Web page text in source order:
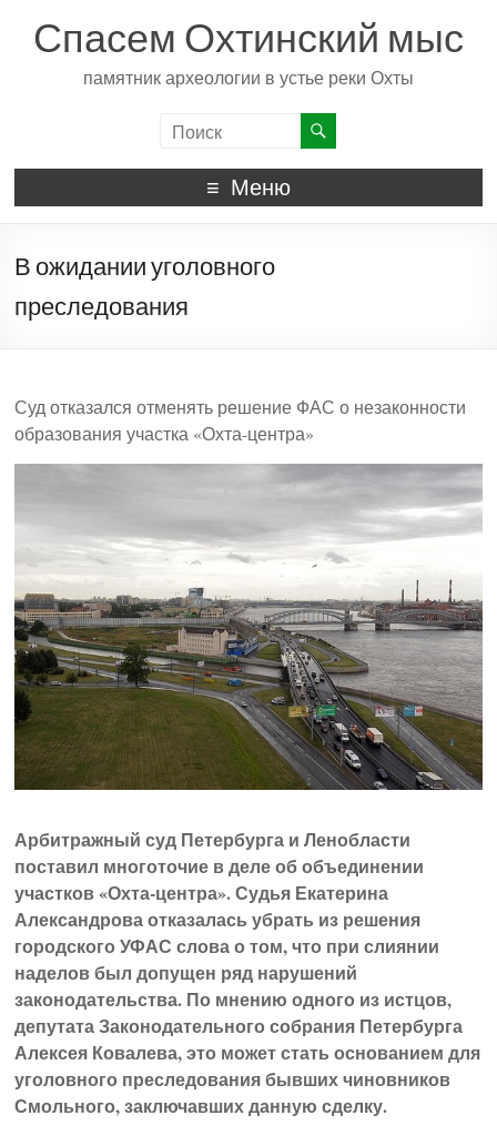
Спасем Охтинский мыс
памятник археологии в устье реки Охты
Меню
В ожидании уголовного
преследования
Суд отказался отменять решение ФАС о незаконности
образования участка «Охта-центра»
Арбитражный суд Петербурга и Ленобласти
поставил многоточие в деле об объединении
участков «Охта-центра». Судья Екатерина
Александрова отказалась убрать из решения
городского УФАС слова о том, что при слиянии
наделов был допущен ряд нарушений
законодательства. По мнению одного из истцов,
депутата Законодательного собрания Петербурга
Алексея Ковалева, это может стать основанием для
уголовного преследования бывших чиновников
Смольного, заключавших данную сделку.